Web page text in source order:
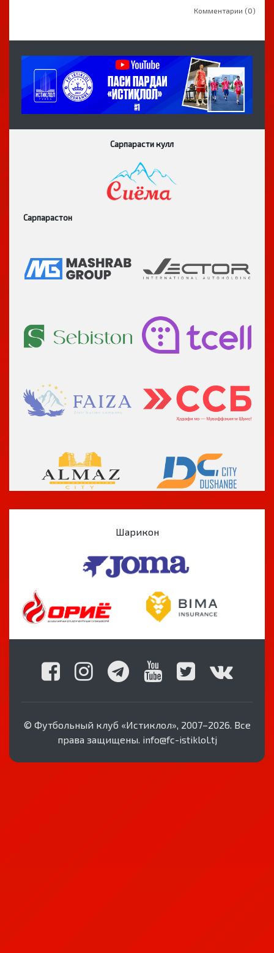
Комментарии (0)
Сарпарасти кулл
Сарпарастон
Шарикон
© Футбольный клуб «Истиклол», 2007–2026. Все
права защищены. info@fc-istiklol.tj